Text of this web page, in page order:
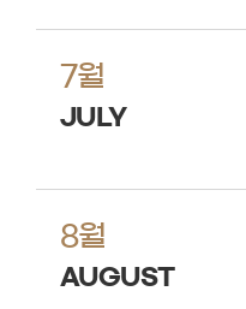
7월
JULY
8월
AUGUST